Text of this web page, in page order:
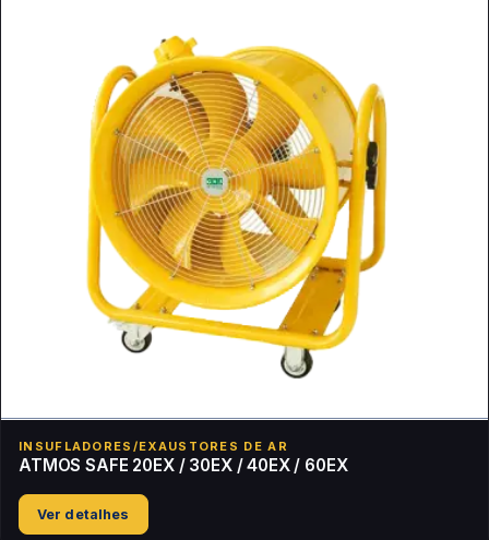
INSUFLADORES/EXAUSTORES DE AR
ATMOS SAFE 20EX / 30EX / 40EX / 60EX
Ver detalhes